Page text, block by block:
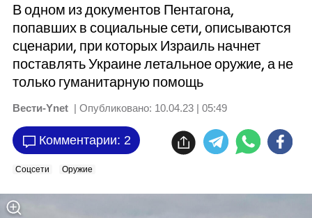
В одном из документов Пентагона,
попавших в социальные сети, описываются
сценарии, при которых Израиль начнет
поставлять Украине летальное оружие, а не
только гуманитарную помощь
Вести-Ynet | Опубликовано: 10.04.23 | 05:49
Комментарии: 2
Соцсети Оружие